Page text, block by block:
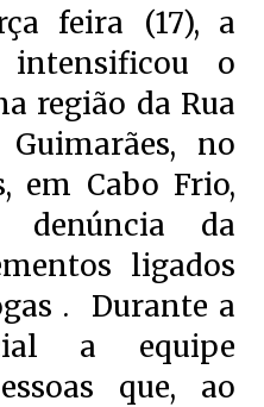
feira (17), a
o
região da Rua
no
em Cabo Frio,
da
ligados
. Durante a
a equipe
que, ao